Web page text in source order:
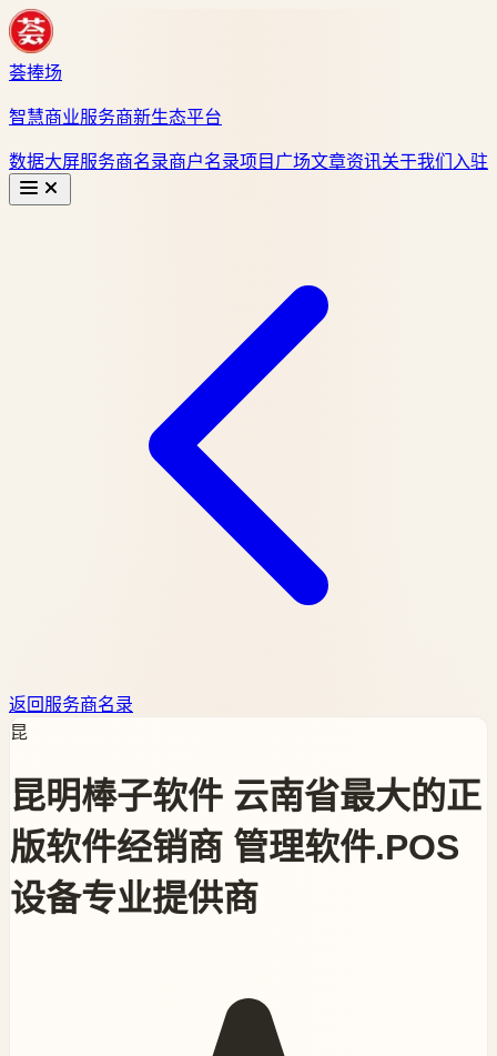
荟捧场
智慧商业服务商新生态平台
数据大屏服务商名录商户名录项目广场文章资讯关于我们 入驻
返回服务商名录
昆
昆明棒子软件 云南省最大的正
版软件经销商 管理软件.POS
设备专业提供商